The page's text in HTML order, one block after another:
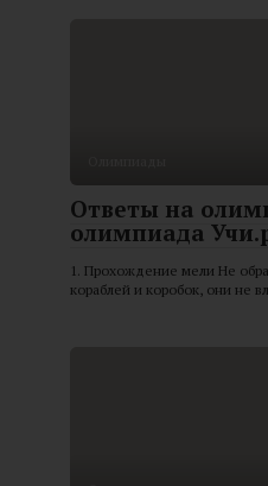
Ответы на
олимпиада
1. Прохождение мели Не
кораблей и коробок, они не